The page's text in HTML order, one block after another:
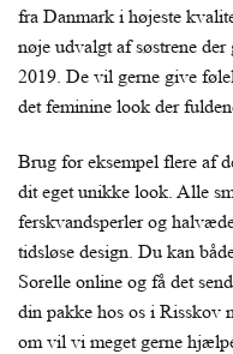
fra Danmark i højeste
nøje udvalgt af søstrene
2019. De vil gerne give
det feminine look der
Brug for eksempel flere af
dit eget unikke look. Alle
ferskvandsperler og
tidsløse design. Du kan
Sorelle online og få det
din pakke hos os i Risskov
om vil vi meget gerne